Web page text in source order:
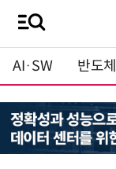
AI·SW 반도체